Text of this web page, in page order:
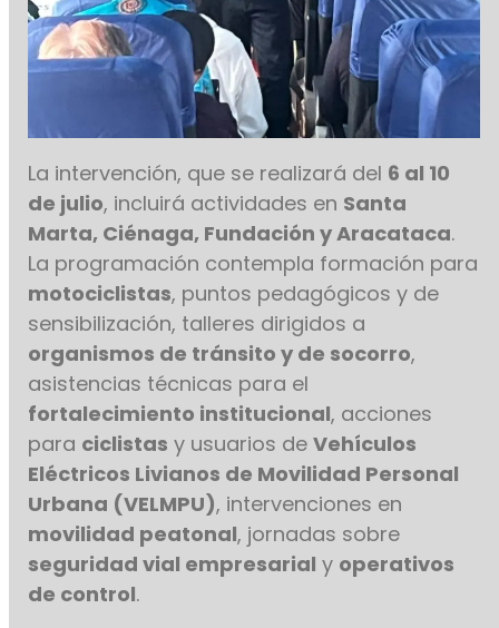
La intervención, que se realizará del 6 al 10
de julio, incluirá actividades en Santa
Marta, Ciénaga, Fundación y Aracataca.
La programación contempla formación para
motociclistas, puntos pedagógicos y de
sensibilización, talleres dirigidos a
organismos de tránsito y de socorro,
asistencias técnicas para el
fortalecimiento institucional, acciones
para ciclistas y usuarios deVehículos
Eléctricos Livianos de Movilidad Personal
Urbana (VELMPU), intervenciones en
movilidad peatonal, jornadas sobre
seguridad vial empresarial y operativos
de control.